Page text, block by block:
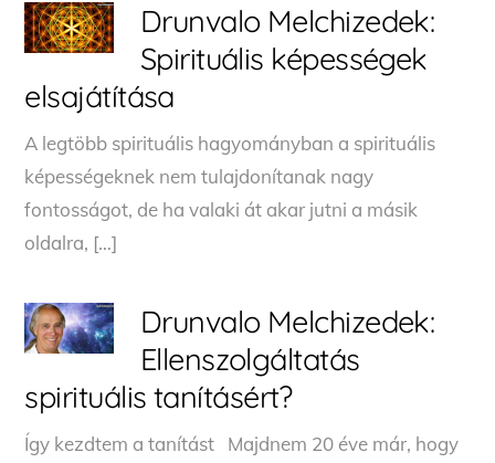
Drunvalo Melchizedek:
Spirituális képességek
elsajátítása
A legtöbb spirituális hagyományban a spirituális
képességeknek nem tulajdonítanak nagy
fontosságot, de ha valaki át akar jutni a másik
oldalra, […]
Drunvalo Melchizedek:
Ellenszolgáltatás
spirituális tanításért?
Így kezdtem a tanítást Majdnem 20 éve már, hogy